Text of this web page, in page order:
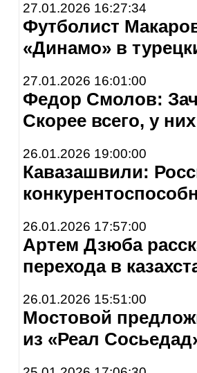
27.01.2026 16:27:34
Футболист
«Динамо» в
27.01.2026 16:01:00
Федор Смолов:
Скорее всего, у
26.01.2026 19:00:00
Кавазашвили:
26.01.2026 17:57:00
Артем Дзюба
перехода в
26.01.2026 15:51:00
Мостовой
из «Реал